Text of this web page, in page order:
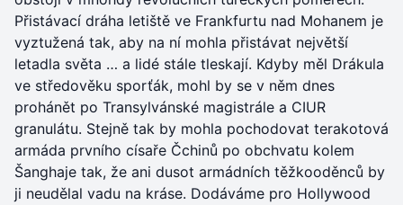
Přistávací dráha letiště ve Frankfurtu nad Mohanem je
vyztužená tak, aby na ní mohla přistávat největší
letadla světa … a lidé stále tleskají. Kdyby měl Drákula
ve středověku sporťák, mohl by se v něm dnes
prohánět po Transylvánské magistrále a CIUR
granulátu. Stejně tak by mohla pochodovat terakotová
armáda prvního císaře Čchinů po obchvatu kolem
Šanghaje tak, že ani dusot armádních těžkooděnců by
ji neudělal vadu na kráse. Dodáváme pro Hollywood